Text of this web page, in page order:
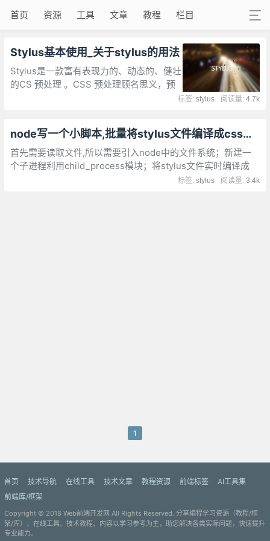
首页 资源 工具 文章 教程 栏目
Stylus基本使用_关于stylus的用法
Stylus是一款富有表现力的、动态的、健壮
的CS 预处理 。CSS 预处理顾名思义，预
阅读量:4.7k
标签:stylus
node写一个小脚本,批量将stylus文件编译成css文件
首先需要读取文件,所以需要引入node中的文件系统；新建一
个子进程利用child_process模块；将stylus文件实时编译成
css文件的命令是，将styl文件夹的.styl文件编译到css文件夹
阅读量:3.4k
标签:stylus
1
首页 技术导航 在线工具 技术文章 教程资源 前端标签
AI工具集
前端库/框架